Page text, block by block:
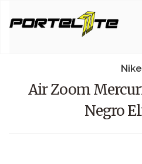
Nike
Air Zoom
Negro